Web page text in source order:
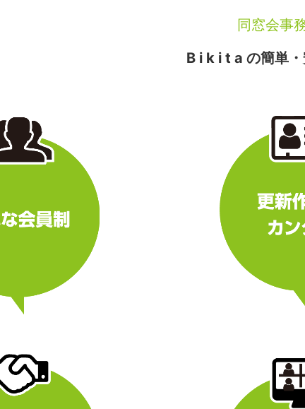
同窓会事
B i k i t a の簡単